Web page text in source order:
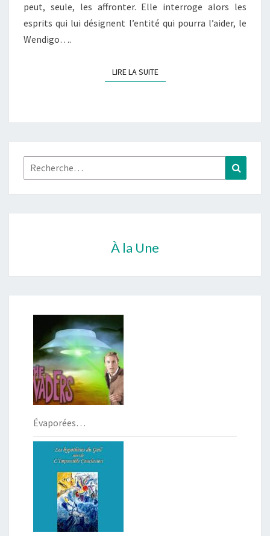
ET
LE
peut, seule, les affronter. Elle interroge alors les
esprits qui lui désignent l’entité qui pourra l’aider, le
Wendigo….
LIRE LA SUITELIRE LA SUITE
Rechercher :
À la Une
Évaporées…